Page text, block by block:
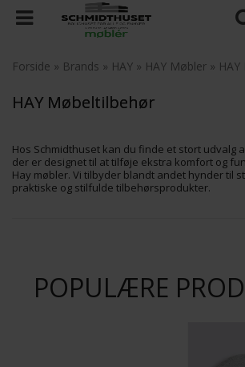
Forside » Brands » HAY » HAY Møbler »
HAY Møbeltilbehør
Hos Schmidthuset kan du finde et stort udvalg
der er designet til at tilføje ekstra komfort og
Hay møbler. Vi tilbyder blandt andet hynder til
praktiske og stilfulde tilbehørsprodukter.
POPULÆRE